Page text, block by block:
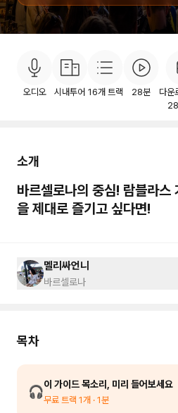
오디오 시내투어 16개 트랙 28분
다운
소개
바르셀로나의 중심! 람블라스
을 제대로 즐기고 싶다면!
멜리싸언니
바르셀로나
목차
🎧이 가이드 목소리, 미리 들어보세요
무료 트랙 1개 · 1분